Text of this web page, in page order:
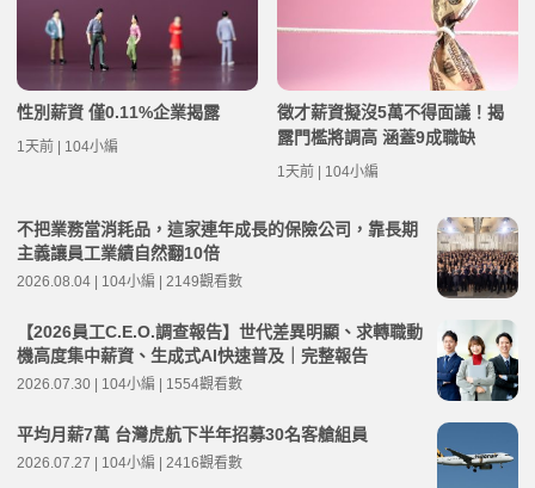
性別薪資 僅0.11%企業揭露
1天前 | 104小編
徵才薪資擬沒5萬不得面議！揭
露門檻將調高 涵蓋9成職缺
1天前 | 104小編
不把業務當消耗品，這家連年成長的保險公司，靠長期
主義讓員工業績自然翻10倍
2026.08.04 | 104小編 | 2149觀看數
【2026員工C.E.O.調查報告】世代差異明顯、求轉職動
機高度集中薪資、生成式AI快速普及｜完整報告
2026.07.30 | 104小編 | 1554觀看數
平均月薪7萬 台灣虎航下半年招募30名客艙組員
2026.07.27 | 104小編 | 2416觀看數